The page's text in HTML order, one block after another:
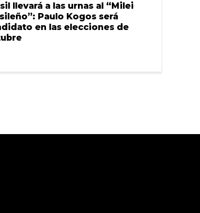
llevará a las urnas al “Milei
Paulo Kogos será
en las elecciones de